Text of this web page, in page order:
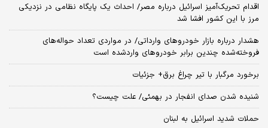
اقدام تحریک‌آمیز اسرائیل درباره مصر/ احداث یک پایگاه نظامی در نزدیکی
مرز با این کشور افشا شد
هشدار درباره بازار خودروهای وارداتی/ در مواردی تعداد حواله‌های
فروخته‌شده چندین برابر خودروهای واردشده است
برخورد مرگبار با تیر چراغ برق+ جزئیات
شنیده شدن صدای انفجار در بهمئی/ علت چیست؟
حملات شدید اسرائیل به لبنان